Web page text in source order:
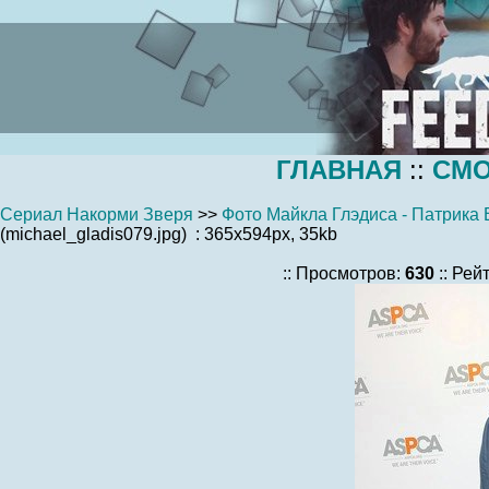
ГЛАВНАЯ ::
Сериал Накорми Зверя >> Фото Майкла Глэдиса - Патрика
(michael_gladis079.jpg) : 365x594px, 35kb
:: Просмотров: 630::